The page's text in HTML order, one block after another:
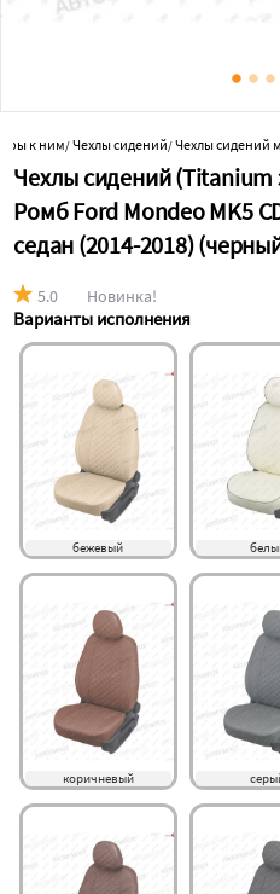
к ним/Чехлы сидений/Чехлы сидений
Чехлы сидений (Titanium
Ромб Ford Mondeo MK5
седан (2014-2018)
5.0 Новинка!
Варианты исполнения
бежевый
коричневый